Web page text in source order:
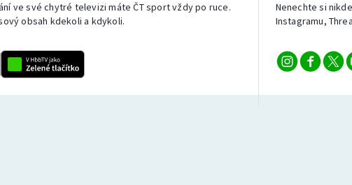
ve své chytré televizi máte ČT sport vždy po ruce.
obsah kdekoli a kdykoli.
Nenechte si
Instagramu,